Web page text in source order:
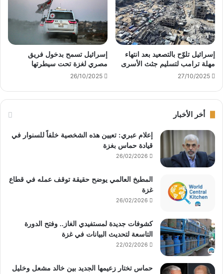
إسرائيل تلوّح بالتصعيد بعد انتهاء
مهلة ترامب لتسليم جثث الأسرى
27/10/2025
إسرائيل تسمح بدخول فريق
مصري لغزة تحت سيطرتها
26/10/2025
أخر الأخبار
إعلام عبري: تعيين هذه الشخصية خلفاً للسنوار في
قيادة حماس بغزة
26/02/2026
المطبخ العالمي يوضح حقيقة توقف عمله في قطاع
غزة
26/02/2026
كشوفات جديدة لمستفيدي الغاز.. وفتح الدورة
التاسعة لتحديث البيانات في غزة
22/02/2026
حماس تختار زعيمها الجديد بين خالد مشعل وخليل